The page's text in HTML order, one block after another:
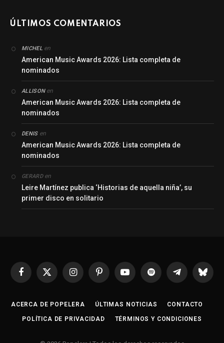
ÚLTIMOS COMENTARIOS
MICHELen
American Music Awards 2026: Lista completa de
nominados
ALLISONen
American Music Awards 2026: Lista completa de
nominados
DENISen
American Music Awards 2026: Lista completa de
nominados
GERARDen
Leire Martínez publica ‘Historias de aquella niña’, su
primer disco en solitario
Facebook
X
InstagramPinterestYouTubeSpotify Telegrama
ACERCA DE POPELERA ÚLTIMAS NOTICIAS CONTACTO
POLÍTICA DE PRIVACIDAD TÉRMINOS Y CONDICIONES